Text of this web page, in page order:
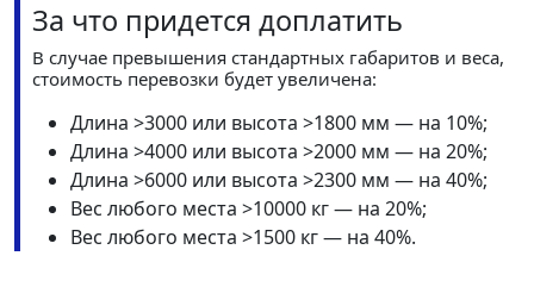
За что придется доплатить
В случае превышения стандартных габаритов и веса,
стоимость перевозки будет увеличена:
Длина >3000 или высота >1800 мм — на 10%;
Длина >4000 или высота >2000 мм — на 20%;
Длина >6000 или высота >2300 мм — на 40%;
Вес любого места >10000 кг — на 20%;
Вес любого места >1500 кг — на 40%.